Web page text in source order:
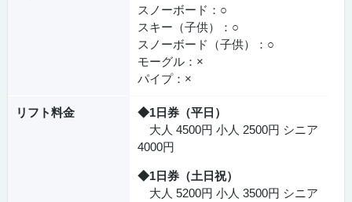
スノーボード：○
スキー（子供）：○
スノーボード（子供）：○
モーグル：×
パイプ：×
リフト料金
◆1日券（平日）
大人 4500円 小人 2500円 シニア
4000円
◆1日券（土日祝）
大人 5200円 小人 3500円 シニア